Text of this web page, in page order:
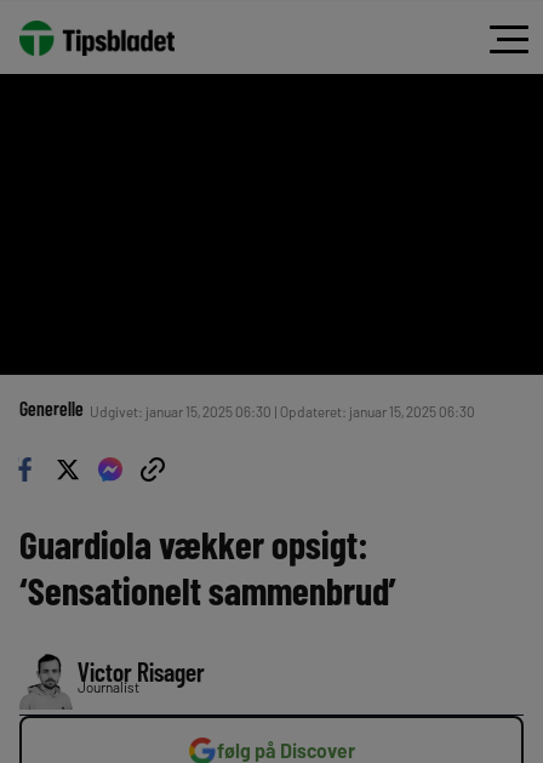
Generelle Udgivet: januar 15, 2025 06:30 | Opdateret: januar 15, 2025 06:30
Guardiola vækker opsigt:
‘Sensationelt sammenbrud’
Victor Risager
Journalist
følg på Discover